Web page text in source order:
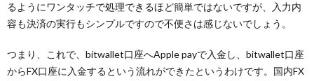
るようにワンタッチで処理できるほど簡単ではないですが、入力内
容も決済の実行もシンプルですので不便さは感じないでしょう。
つまり、これで、bitwallet口座へApple payで入金し、bitwallet口座
からFX口座に入金するという流れができたというわけです。国内FX